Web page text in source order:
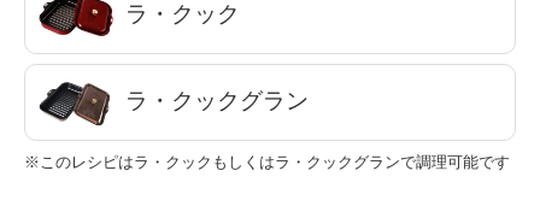
ラ・クック
ラ・クックグラン
※このレシピはラ・クックもしくはラ・クックグランで調理可能です